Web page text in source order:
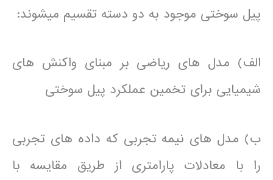
پیل سوختی موجود به دو دسته تقسیم می­شوند:
الف) مدل های ریاضی بر مبنای واکنش های
شیمیایی برای تخمین عملکرد پیل سوختی
ب) مدل های نیمه تجربی که داده های تجربی
را با معادلات پارامتری از طریق مقایسه با